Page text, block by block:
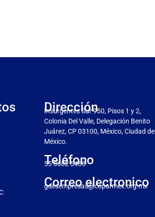
Dirección
Insurgentes Sur 950, Pisos 1 y 2,
Colonia Del Valle, Delegación Benito
Juárez, CP 03100, México, Ciudad de
México.
Teléfono
55 5682 5466
Correo electronico
gdesempresas@coparmex.org.mx